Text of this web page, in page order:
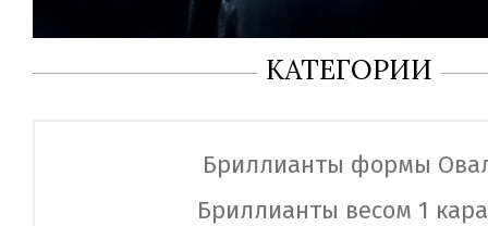
КАТЕГОРИИ
Бриллианты формы
Бриллианты весом 1